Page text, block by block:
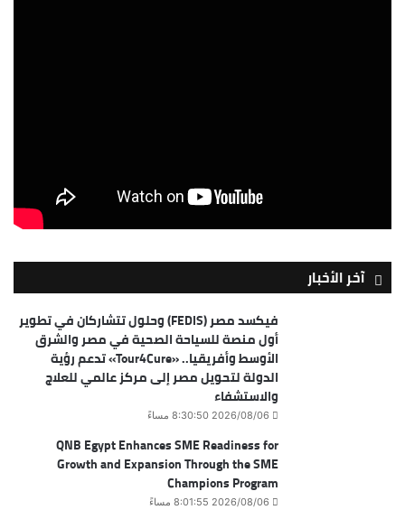
آخر الأخبار
فيكسد مصر (FEDIS) وحلول تتشاركان في تطوير
أول منصة للسياحة الصحية في مصر والشرق
الأوسط وأفريقيا.. «Tour4Cure» تدعم رؤية
الدولة لتحويل مصر إلى مركز عالمي للعلاج
والاستشفاء
2026/08/06 8:30:50 مساءً
QNB Egypt Enhances SME Readiness for
Growth and Expansion Through the SME
Champions Program
2026/08/06 8:01:55 مساءً